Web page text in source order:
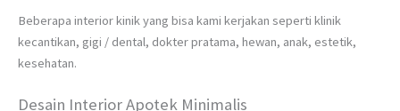
Beberapa interior kinik yang bisa kami kerjakan seperti klinik
kecantikan, gigi / dental, dokter pratama, hewan, anak, estetik,
kesehatan.
Desain Interior Apotek Minimalis